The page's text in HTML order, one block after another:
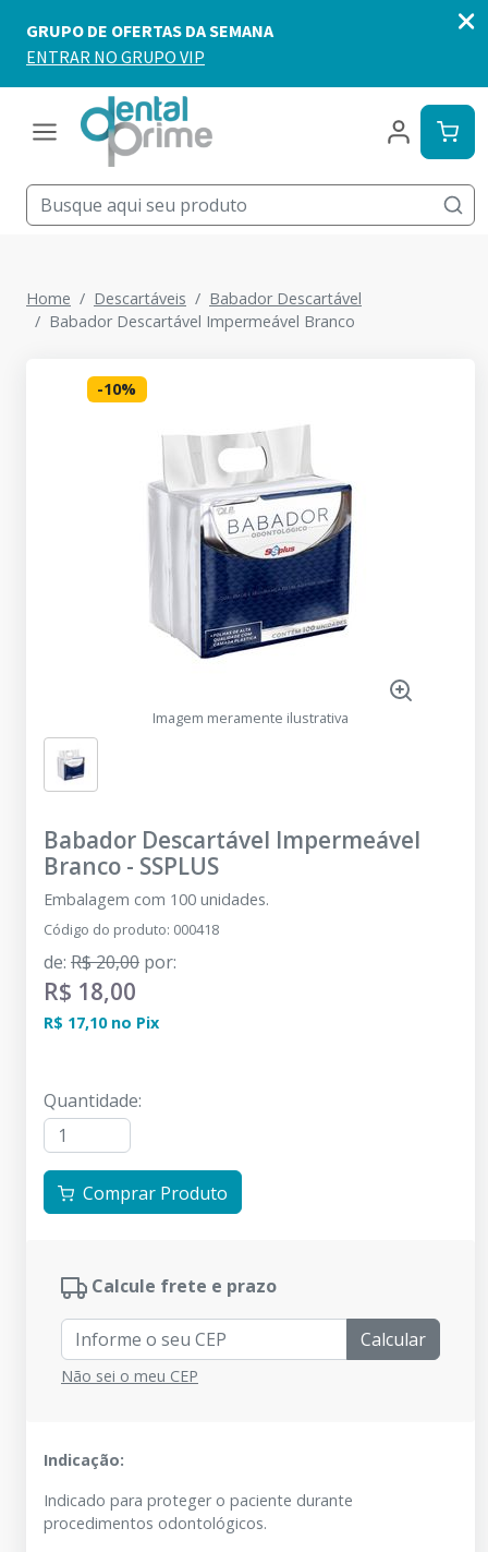
Home Descartáveis
Babador Descartável
Babador Descartável Impermeável Branco
-10%
Imagem meramente ilustrativa
Babador Descartável Impermeável
Branco - SSPLUS
Embalagem com 100 unidades.
Código do produto: 000418
de: R$ 20,00 por:
R$ 18,00
R$ 17,10 no Pix
Quantidade:
Comprar Produto
Calcule frete e prazo
Calcular
Não sei o meu CEP
Indicação:
Indicado para proteger o paciente durante
procedimentos odontológicos.